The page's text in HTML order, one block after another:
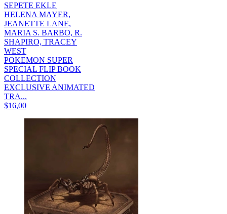
SEPETE EKLE
HELENA MAYER,
JEANETTE LANE,
MARIA S. BARBO, R.
SHAPIRO, TRACEY
WEST
POKEMON SUPER
SPECIAL FLIP BOOK
COLLECTION
EXCLUSIVE ANIMATED
TRA...
$16,00